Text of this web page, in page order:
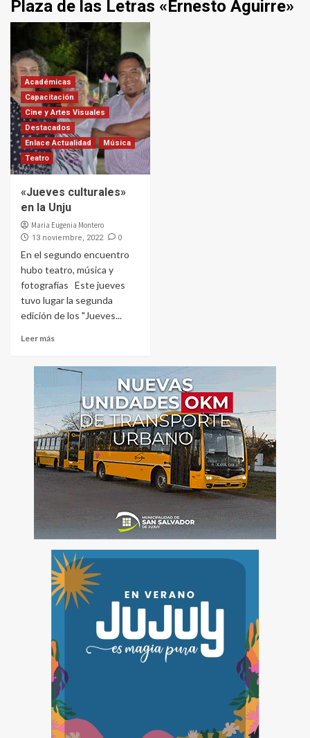
Plaza de las Letras «Ernesto Aguirre»
Académicas
Capacitación
Cine y Artes Visuales
Destacados
Enlace Actualidad
Música
Teatro
«Jueves culturales»
en la Unju
Maria Eugenia Montero
13 noviembre, 2022 0
En el segundo encuentro
hubo teatro, música y
fotografías Este jueves
tuvo lugar la segunda
edición de los "Jueves...
Leer más